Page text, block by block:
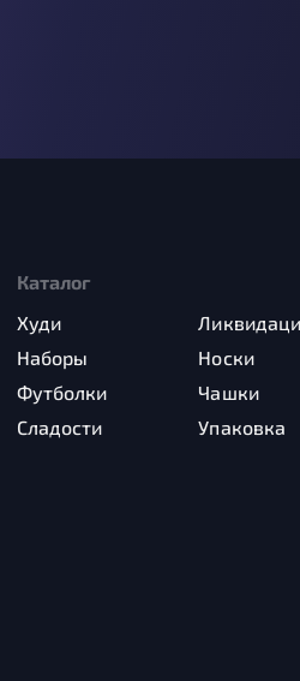
Каталог
Худи
Наборы
Носки
Футболки
Чашки
Сладости
Упаковка